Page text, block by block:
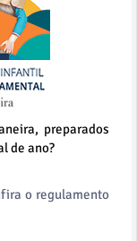
preparados
de ano?
o regulamento